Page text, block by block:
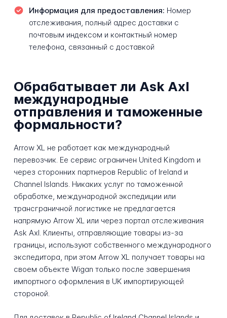
Информация для предоставления: Номер
отслеживания, полный адрес доставки с
почтовым индексом и контактный номер
телефона, связанный с доставкой
Обрабатывает ли Ask Axl
международные
отправления и таможенные
формальности?
Arrow XL не работает как международный
перевозчик. Ее сервис ограничен United Kingdom и
через сторонних партнеров Republic of Ireland и
Channel Islands. Никаких услуг по таможенной
обработке, международной экспедиции или
трансграничной логистике не предлагается
напрямую Arrow XL или через портал отслеживания
Ask Axl. Клиенты, отправляющие товары из-за
границы, используют собственного международного
экспедитора, при этом Arrow XL получает товары на
своем объекте Wigan только после завершения
импортного оформления в UK импортирующей
стороной.